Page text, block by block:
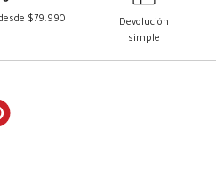
$79.990
Devolución
simple